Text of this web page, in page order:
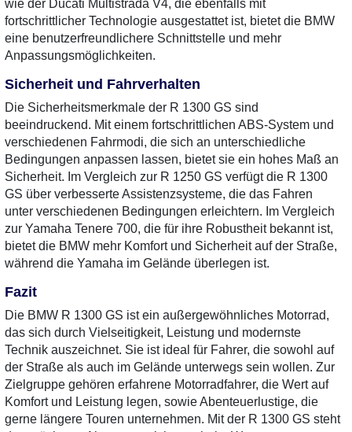
wie der Ducati Multistrada V4, die ebenfalls mit
fortschrittlicher Technologie ausgestattet ist, bietet die BMW
eine benutzerfreundlichere Schnittstelle und mehr
Anpassungsmöglichkeiten.
Sicherheit und Fahrverhalten
Die Sicherheitsmerkmale der R 1300 GS sind
beeindruckend. Mit einem fortschrittlichen ABS-System und
verschiedenen Fahrmodi, die sich an unterschiedliche
Bedingungen anpassen lassen, bietet sie ein hohes Maß an
Sicherheit. Im Vergleich zur R 1250 GS verfügt die R 1300
GS über verbesserte Assistenzsysteme, die das Fahren
unter verschiedenen Bedingungen erleichtern. Im Vergleich
zur Yamaha Tenere 700, die für ihre Robustheit bekannt ist,
bietet die BMW mehr Komfort und Sicherheit auf der Straße,
während die Yamaha im Gelände überlegen ist.
Fazit
Die BMW R 1300 GS ist ein außergewöhnliches Motorrad,
das sich durch Vielseitigkeit, Leistung und modernste
Technik auszeichnet. Sie ist ideal für Fahrer, die sowohl auf
der Straße als auch im Gelände unterwegs sein wollen. Zur
Zielgruppe gehören erfahrene Motorradfahrer, die Wert auf
Komfort und Leistung legen, sowie Abenteuerlustige, die
gerne längere Touren unternehmen. Mit der R 1300 GS steht